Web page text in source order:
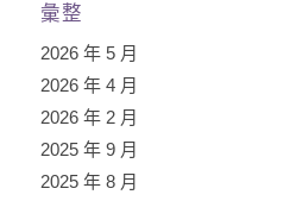
彙整
2026 年 5 月
2026 年 4 月
2026 年 2 月
2025 年 9 月
2025 年 8 月